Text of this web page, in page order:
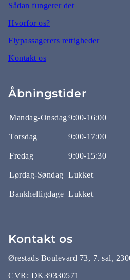
Sådan fungerer det
Hvorfor os?
Flypassagerers rettigheder
Kontakt os
Åbningstider
Mandag-Onsdag9:00-16:00
Torsdag 9:00-17:00
Fredag 9:00-15:30
Lørdag-Søndag Lukket
Bankhelligdage Lukket
Kontakt os
Ørestads Boulevard 73, 7. sal,
CVR: DK39330571